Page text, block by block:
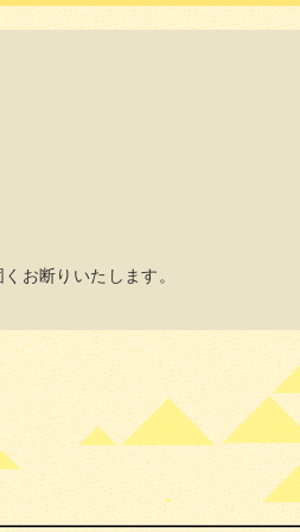
お断りいたします。